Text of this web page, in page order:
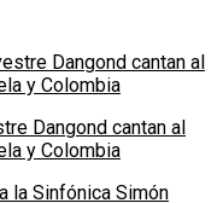
Dangond cantan al
y Colombia